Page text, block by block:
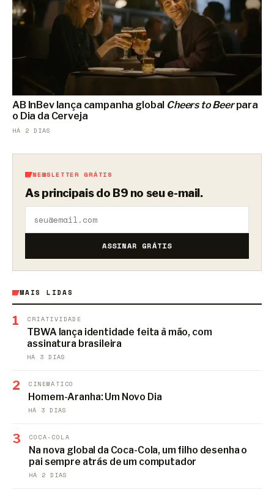
AB InBev lança campanha global Cheers to Beerpara
o Dia da Cerveja
HÁ 2 DIAS
NEWSLETTER GRÁTIS
As principais do B9 no seu e-mail.
ASSINAR GRÁTIS
MAIS LIDAS
1 CRIATIVIDADE
TBWA lança identidade feita à mão, com
assinatura brasileira
HÁ 3 DIAS
2 CINEMÁTICO
Homem-Aranha: Um Novo Dia
HÁ 3 DIAS
3 COCA-COLA
Na nova global da Coca-Cola, um filho desenha o
pai sempre atrás de um computador
HÁ 2 DIAS